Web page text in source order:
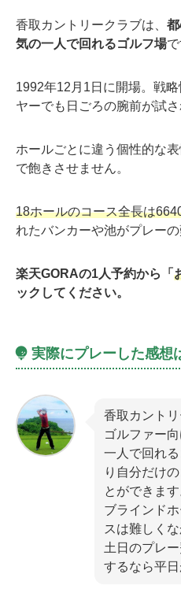
香取カントリークラブは、
気の一人で回れるゴルフ場で
1992年12月1日に開場。戦
ヤーでも日ごろの腕前が試さ
ホールごとに違う個性的な
で飽きさせません。
18ホールのコース全長は
れたバンカーや池がプレー
楽天GORAの1人予約から「
ックしてください。
実際にプレーした感想
香取カント
ゴルファー
一人で回れ
り自分だけ
とができます
ブラインド
スは難しくな
土日のプレ
するなら平日